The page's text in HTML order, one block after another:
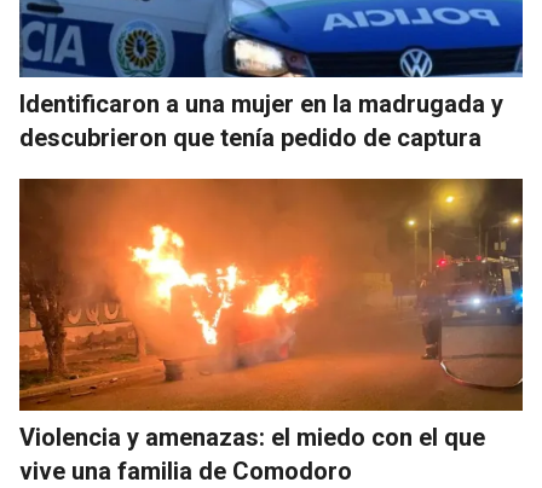
Identificaron a una mujer en la madrugada y
descubrieron que tenía pedido de captura
Violencia y amenazas: el miedo con el que
vive una familia de Comodoro